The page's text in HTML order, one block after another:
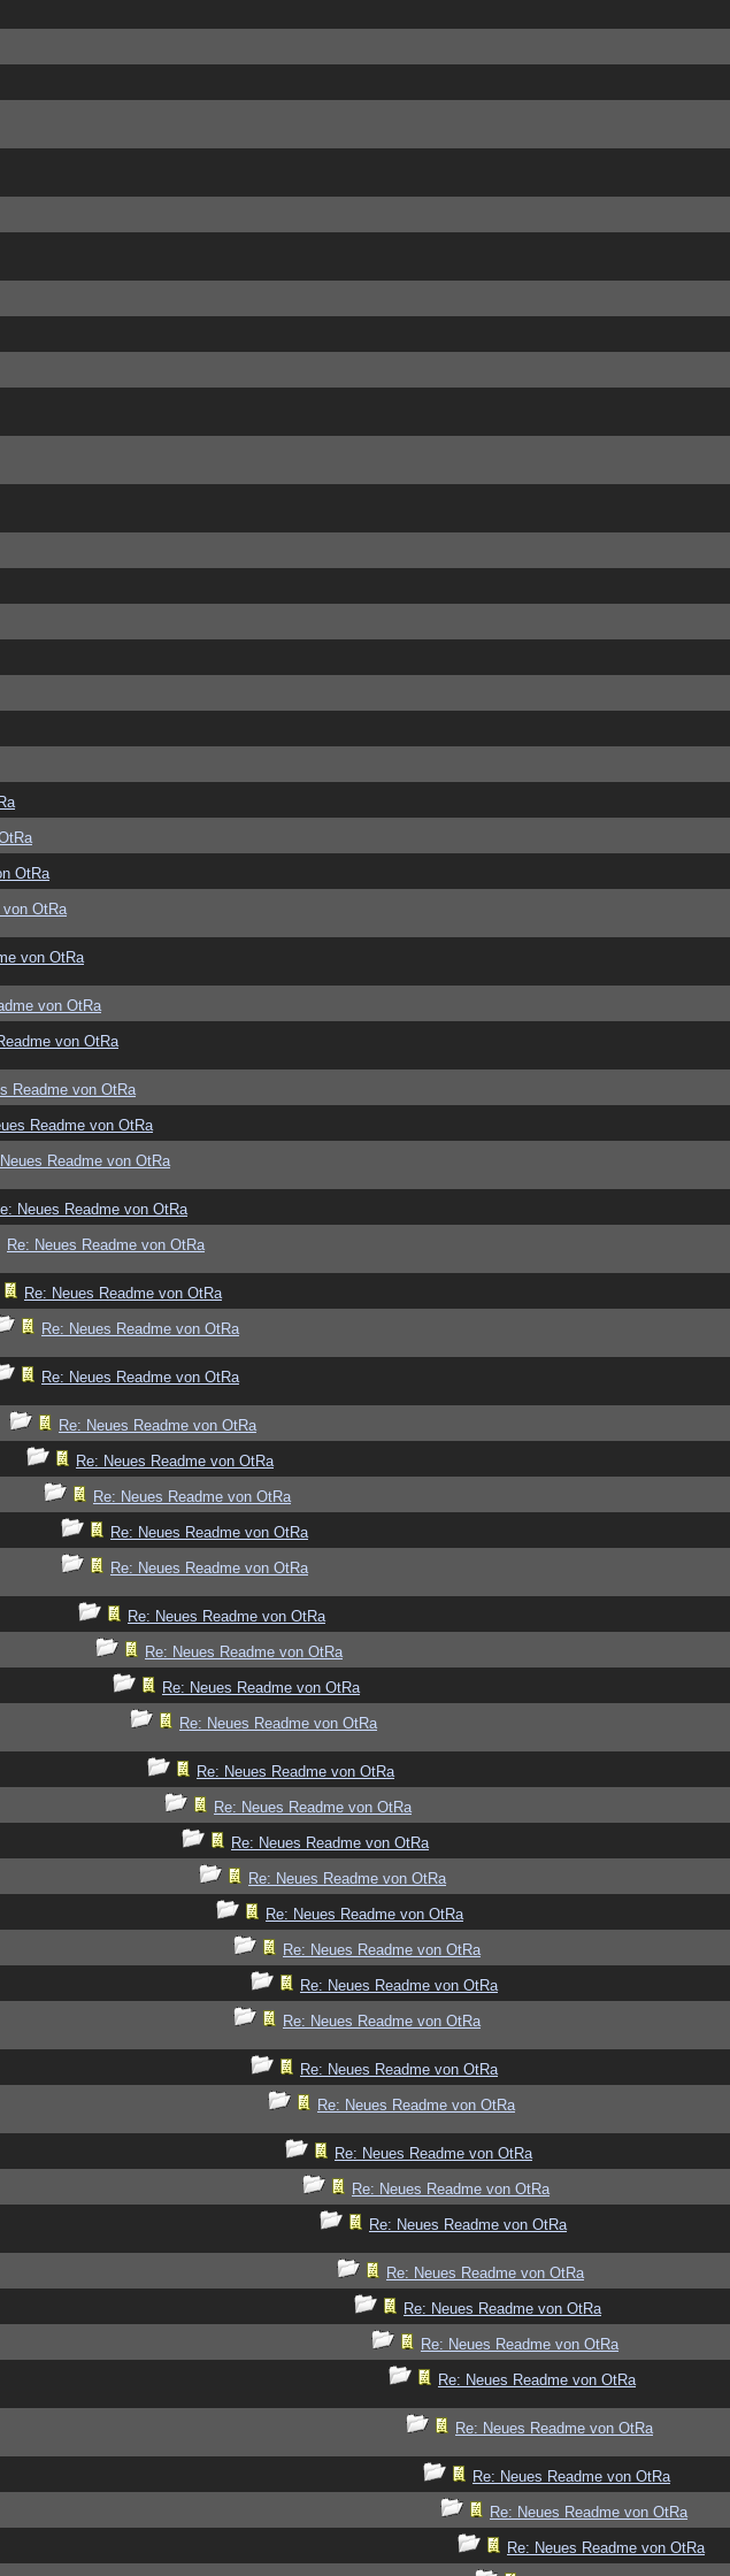
OtRa
von OtRa
von OtRa
von OtRa
von OtRa
Readme von OtRa
Readme von OtRa
Readme von OtRa
Neues Readme von OtRa
Re: Neues Readme von OtRa
Re: Neues Readme von OtRa
Re: Neues Readme von OtRa
Re: Neues Readme von OtRa
Re: Neues Readme von OtRa
Re: Neues Readme von OtRa
Re: Neues Readme von OtRa
Re: Neues Readme von OtRa
Re: Neues Readme von OtRa
Re: Neues Readme von OtRa
Re: Neues Readme von OtRa
Re: Neues Readme von OtRa
Re: Neues Readme von OtRa
Re: Neues Readme von OtRa
Re: Neues Readme von OtRa
Re: Neues Readme von OtRa
Re: Neues Readme von OtRa
Re: Neues Readme von OtRa
Re: Neues Readme von OtRa
Re: Neues Readme von OtRa
Re: Neues Readme von OtRa
Re: Neues Readme von OtRa
Re: Neues Readme von OtRa
Re: Neues Readme von OtRa
Re: Neues Readme von OtRa
Re: Neues Readme von OtRa
Re: Neues Readme von OtRa
Re: Neues Readme von OtRa
Re: Neues Readme von OtRa
Re: Neues Readme von OtRa
Re: Neues Readme von OtRa
Re: Neues Readme von OtRa
Re: Neues Readme von OtRa
Re: Neues Readme von OtRa